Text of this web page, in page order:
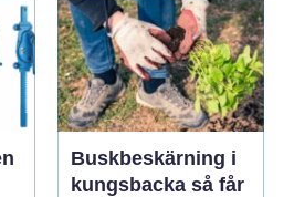
Buskbeskärning i
kungsbacka så får